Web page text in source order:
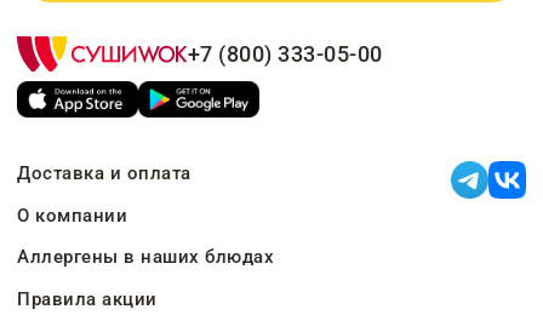
+7 (800) 333-05-00
Доставка и оплата
О компании
Аллергены в наших блюдах
Правила акции